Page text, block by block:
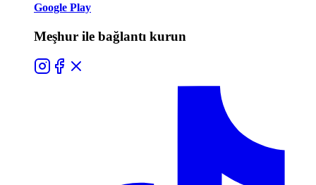
Google Play
Meşhur ile bağlantı kurun